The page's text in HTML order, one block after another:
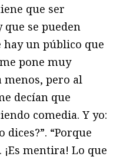
que ser
que se pueden
hay un público que
pone muy
menos, pero al
decían que
comedia. Y yo:
dices?”. “Porque
¡Es mentira! Lo que